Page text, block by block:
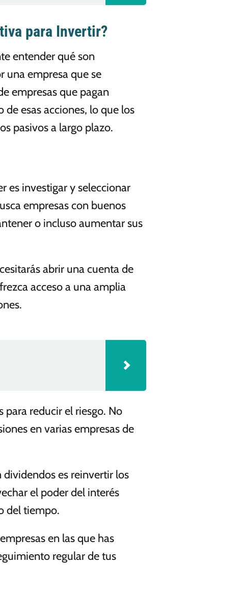
para Invertir?
entender qué son
una empresa que se
empresas que pagan
esas acciones, lo que los
pasivos a largo plazo.
es investigar y seleccionar
empresas con buenos
o incluso aumentar sus
abrir una cuenta de
acceso a una amplia
reducir el riesgo. No
en varias empresas de
es reinvertir los
el poder del interés
del tiempo.
en las que has
regular de tus